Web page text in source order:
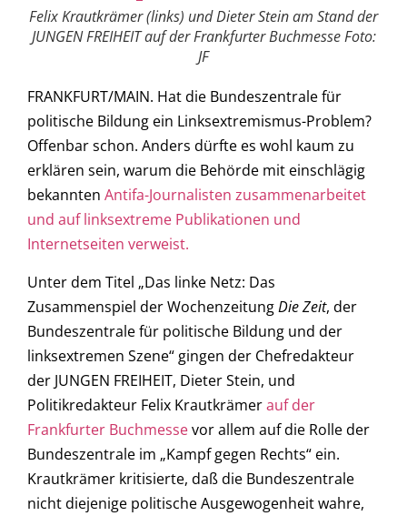
Felix Krautkrämer (links) und Dieter Stein am Stand der
JUNGEN FREIHEIT auf der Frankfurter Buchmesse Foto:
JF
FRANKFURT/MAIN. Hat die Bundeszentrale für
politische Bildung ein Linksextremismus-Problem?
Offenbar schon. Anders dürfte es wohl kaum zu
erklären sein, warum die Behörde mit einschlägig
bekannten Antifa-Journalisten zusammenarbeitet
und auf linksextreme Publikationen und
Internetseiten verweist.
Unter dem Titel „Das linke Netz: Das
Zusammenspiel der WochenzeitungDie Zeit, der
Bundeszentrale für politische Bildung und der
linksextremen Szene“ gingen der Chefredakteur
der JUNGEN FREIHEIT, Dieter Stein, und
Politikredakteur Felix Krautkrämerauf der
Frankfurter Buchmessevor allem auf die Rolle der
Bundeszentrale im „Kampf gegen Rechts“ ein.
Krautkrämer kritisierte, daß die Bundeszentrale
nicht diejenige politische Ausgewogenheit wahre,